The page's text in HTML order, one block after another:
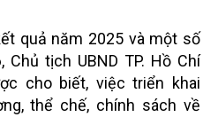
quả năm 2025 và một số
tịch UBND TP. Hồ Chí
cho biết, việc triển khai
thể chế, chính sách về